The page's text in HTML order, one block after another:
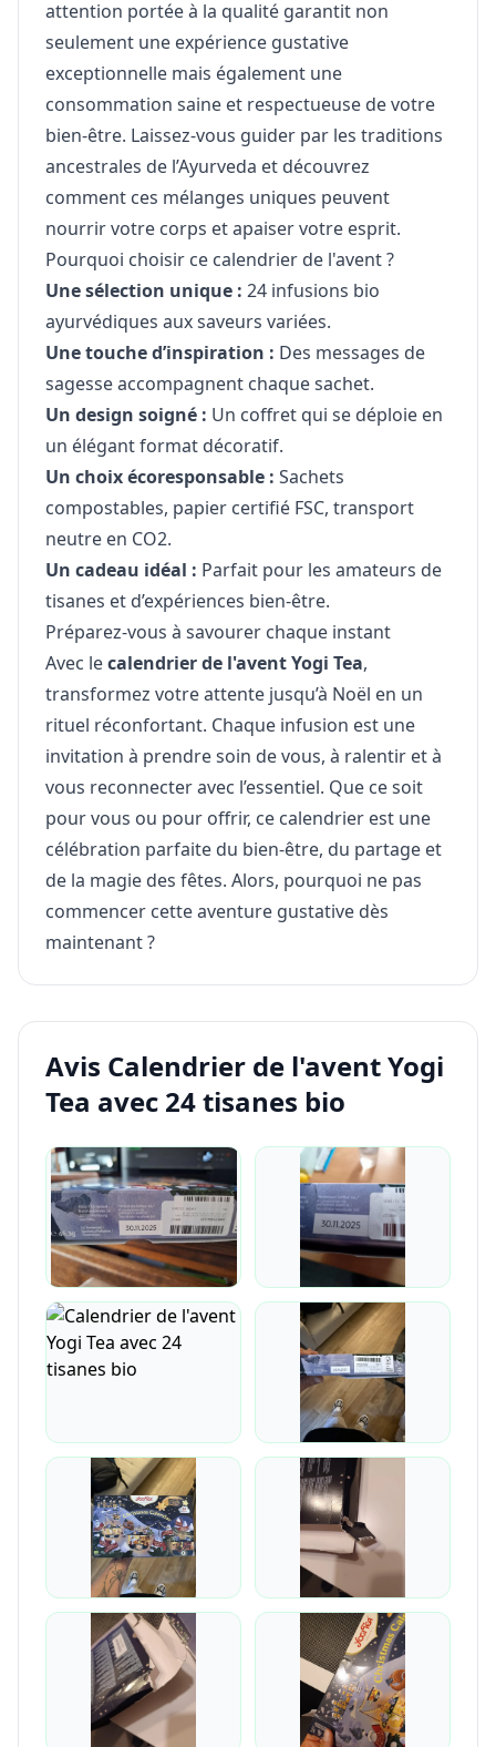
attention portée à la qualité garantit non
seulement une expérience gustative
exceptionnelle mais également une
consommation saine et respectueuse de votre
bien-être. Laissez-vous guider par les traditions
ancestrales de l’Ayurveda et découvrez
comment ces mélanges uniques peuvent
nourrir votre corps et apaiser votre esprit.
Pourquoi choisir ce calendrier de l'avent ?
Une sélection unique : 24 infusions bio
ayurvédiques aux saveurs variées.
Une touche d’inspiration : Des messages de
sagesse accompagnent chaque sachet.
Un design soigné : Un coffret qui se déploie en
un élégant format décoratif.
Un choix écoresponsable : Sachets
compostables, papier certifié FSC, transport
neutre en CO2.
Un cadeau idéal : Parfait pour les amateurs de
tisanes et d’expériences bien-être.
Préparez-vous à savourer chaque instant
Avec lecalendrier de l'avent Yogi Tea,
transformez votre attente jusqu’à Noël en un
rituel réconfortant. Chaque infusion est une
invitation à prendre soin de vous, à ralentir et à
vous reconnecter avec l’essentiel. Que ce soit
pour vous ou pour offrir, ce calendrier est une
célébration parfaite du bien-être, du partage et
de la magie des fêtes. Alors, pourquoi ne pas
commencer cette aventure gustative dès
maintenant ?
Avis Calendrier de l'avent Yogi
Tea avec 24 tisanes bio